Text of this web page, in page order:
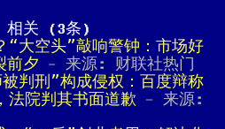
相关 (3条)
“大空头”敲响警钟：市场好
前夕 - 来源: 财联社热门
判刑”构成侵权：百度辩称
法院判其书面道歉 - 来源: